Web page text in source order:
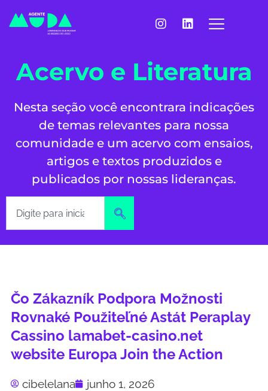
Acervo e Literatura
Nesta seção você encontrara indicações
de temas relevantes para nossa
comunidade e um acervo com ensaios,
artigos e textos produzidos e
publicados por nossas lideranças.
Čo Zákazník Podpora Možnosti
Rovnaké Použiteľné Astát Peraplay
Cassino lamabet-casino.net
website Europa Join the Action
cibelelana junho 1, 2026